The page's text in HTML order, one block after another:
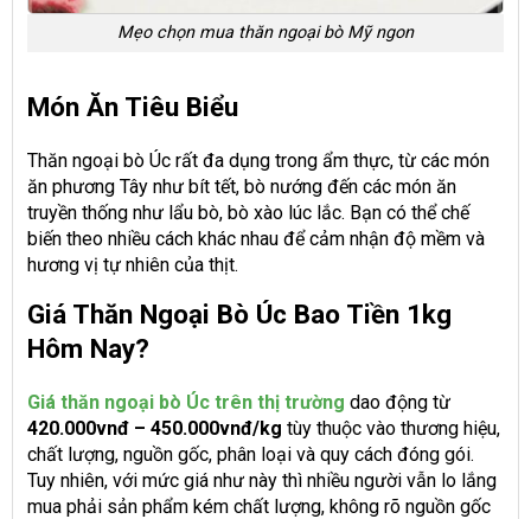
Mẹo chọn mua thăn ngoại bò Mỹ ngon
Món Ăn Tiêu Biểu
Thăn ngoại bò Úc rất đa dụng trong ẩm thực, từ các món
ăn phương Tây như bít tết, bò nướng đến các món ăn
truyền thống như lẩu bò, bò xào lúc lắc. Bạn có thể chế
biến theo nhiều cách khác nhau để cảm nhận độ mềm và
hương vị tự nhiên của thịt.
Giá Thăn Ngoại Bò Úc Bao Tiền 1kg
Hôm Nay?
Giá thăn ngoại bò Úc trên thị trường dao động từ
420.000vnđ – 450.000vnđ/kg tùy thuộc vào thương hiệu,
chất lượng, nguồn gốc, phân loại và quy cách đóng gói.
Tuy nhiên, với mức giá như này thì nhiều người vẫn lo lắng
mua phải sản phẩm kém chất lượng, không rõ nguồn gốc